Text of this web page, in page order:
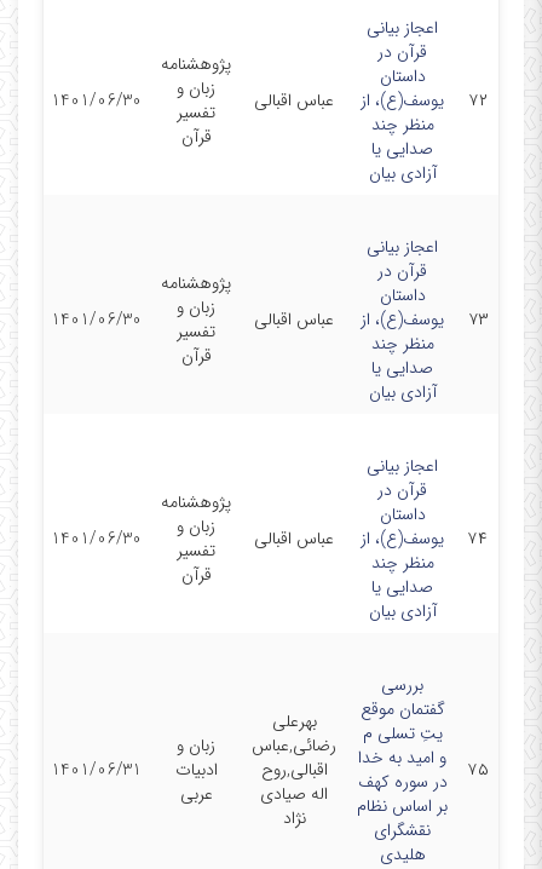
۷۲
اعجاز بیانی
قرآن در
داستان
یوسف(ع)، از
منظر چند
صدایی یا
آزادی بیان
عباس اقبالی
پژوهشنامه
زبان و
تفسیر
قرآن
1401/06/30
۷۳
اعجاز بیانی
قرآن در
داستان
یوسف(ع)، از
منظر چند
صدایی یا
آزادی بیان
عباس اقبالی
پژوهشنامه
زبان و
تفسیر
قرآن
1401/06/30
۷۴
اعجاز بیانی
قرآن در
داستان
یوسف(ع)، از
منظر چند
صدایی یا
آزادی بیان
عباس اقبالی
پژوهشنامه
زبان و
تفسیر
قرآن
1401/06/30
۷۵
بررسی
گفتمان موقع
یتِ تسلی م
و امید به خدا
در سوره کهف
بر اساس نظام
نقشگرای
هلیدی
بهرعلی
رضائی,عباس
اقبالی,روح
اله صیادی
نژاد
زبان و
ادبیات
عربی
1401/06/31